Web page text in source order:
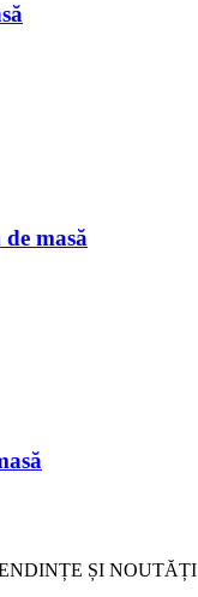
masă
ȘI NOUTĂȚI